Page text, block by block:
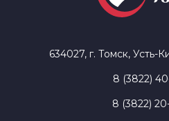
634027, г. Томск, Усть-
8 (3822)
8 (3822)